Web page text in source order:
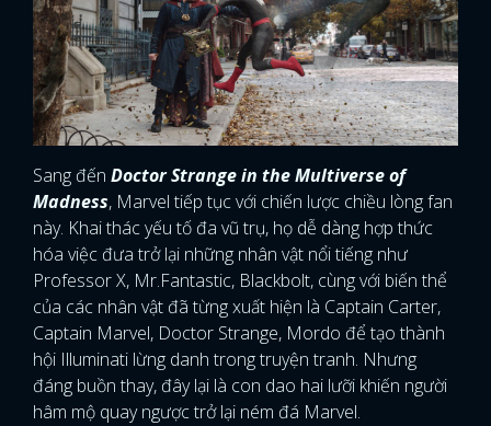
Sang đến Doctor Strange in the Multiverse of
Madness, Marvel tiếp tục với chiến lược chiều lòng fan
này. Khai thác yếu tố đa vũ trụ, họ dễ dàng hợp thức
hóa việc đưa trở lại những nhân vật nổi tiếng như
Professor X, Mr.Fantastic, Blackbolt, cùng với biến thể
của các nhân vật đã từng xuất hiện là Captain Carter,
Captain Marvel, Doctor Strange, Mordo để tạo thành
hội Illuminati lừng danh trong truyện tranh. Nhưng
đáng buồn thay, đây lại là con dao hai lưỡi khiến người
hâm mộ quay ngược trở lại ném đá Marvel.